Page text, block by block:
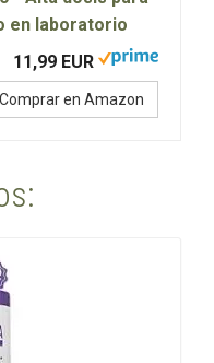
en laboratorio
11,99 EUR
Comprar en Amazon